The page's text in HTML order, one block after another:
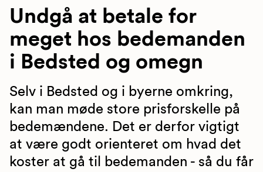
Undgå at betale for
meget hos bedemanden
i Bedsted og omegn
Selv i Bedsted og i byerne omkring,
kan man møde store prisforskelle på
bedemændene. Det er derfor vigtigt
at være godt orienteret om hvad det
koster at gå til bedemanden - så du får